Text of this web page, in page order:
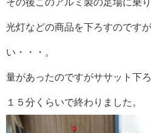
光灯などの商品を下ろすのです
い・・・。
量があったのですがササット下
１５分くらいで終わりました。